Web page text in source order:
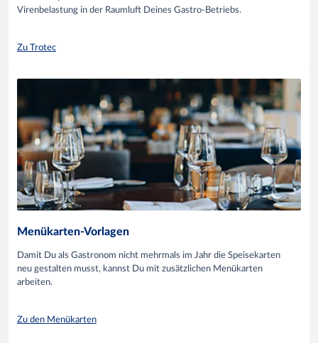
Virenbelastung in der Raumluft Deines Gastro-Betriebs.
Zu Trotec
Menükarten-Vorlagen
Damit Du als Gastronom nicht mehrmals im Jahr die Speisekarten
neu gestalten musst, kannst Du mit zusätzlichen Menükarten
arbeiten.
Zu den Menükarten